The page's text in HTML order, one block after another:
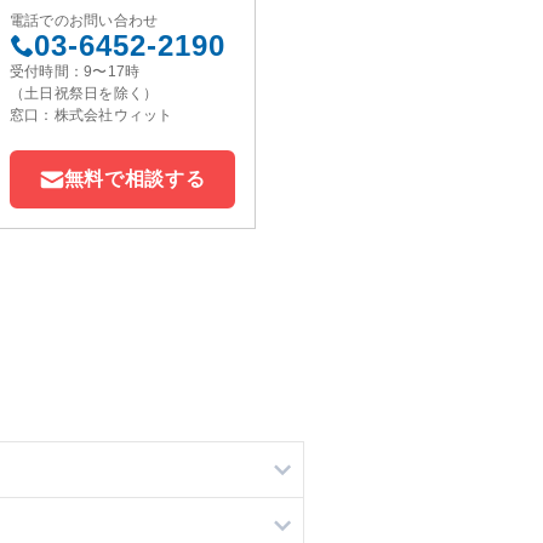
電話でのお問い合わせ
03-6452-2190
受付時間：9〜17時
（土日祝祭日を除く）
窓口：株式会社ウィット
無料で相談する